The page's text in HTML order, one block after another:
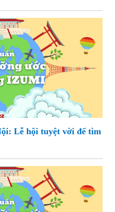
Lễ hội tuyệt vời để tìm